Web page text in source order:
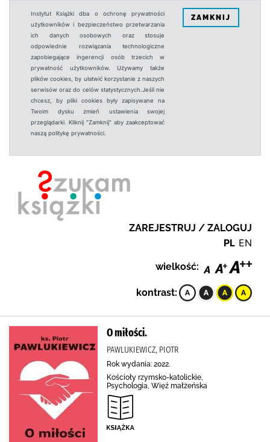
Instytut Książki dba o ochronę prywatności
użytkowników i bezpieczeństwo przetwarzania
ich danych osobowych oraz stosuje
odpowiednie rozwiązania technologiczne
zapobiegające ingerencji osób trzecich w
prywatność użytkowników. Używamy także
plików cookies, by ułatwić korzystanie z naszych
serwisów oraz do celów statystycznych.Jeśli nie
chcesz, by pliki cookies były zapisywane na
Twoim dysku zmień ustawienia swojej
przeglądarki. Kliknij "Zamknij" aby zaakceptować
naszą politykę prywatności.
ZAMKNIJ
ZAREJESTRUJ / ZALOGUJ
PL EN
wielkość:
kontrast:
O miłości.
PAWLUKIEWICZ, PIOTR
Rok wydania: 2022.
Kościoły rzymsko-katolickie,
Psychologia, Więź małżeńska